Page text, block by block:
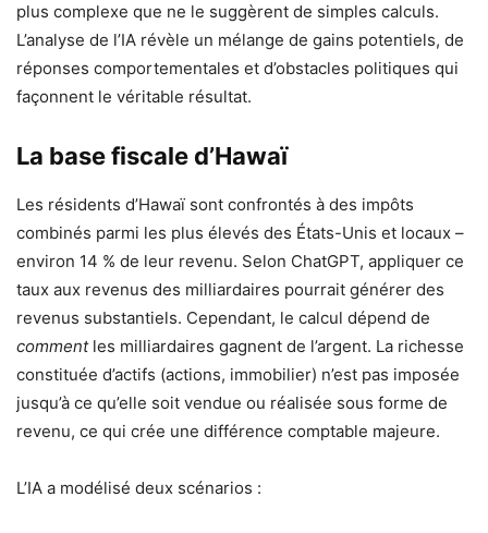
plus complexe que ne le suggèrent de simples calculs.
L’analyse de l’IA révèle un mélange de gains potentiels, de
réponses comportementales et d’obstacles politiques qui
façonnent le véritable résultat.
La base fiscale d’Hawaï
Les résidents d’Hawaï sont confrontés à des impôts
combinés parmi les plus élevés des États-Unis et locaux –
environ 14 % de leur revenu. Selon ChatGPT, appliquer ce
taux aux revenus des milliardaires pourrait générer des
revenus substantiels. Cependant, le calcul dépend de
commentles milliardaires gagnent de l’argent. La richesse
constituée d’actifs (actions, immobilier) n’est pas imposée
jusqu’à ce qu’elle soit vendue ou réalisée sous forme de
revenu, ce qui crée une différence comptable majeure.
L’IA a modélisé deux scénarios :